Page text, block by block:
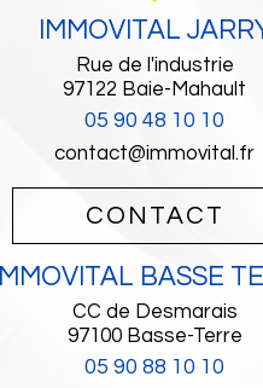
IMMOVITAL
Rue de l'industrie
97122 Baie-Mahault
05 90 48 10 10
contact@immovital.fr
CONTACT
IMMOVITAL BASSE
CC de Desmarais
97100 Basse-Terre
05 90 88 10 10